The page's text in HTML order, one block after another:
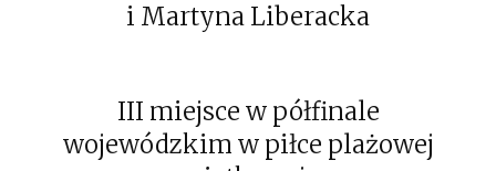
i Martyna Liberacka
III miejsce w półfinale
wojewódzkim w piłce plażowej